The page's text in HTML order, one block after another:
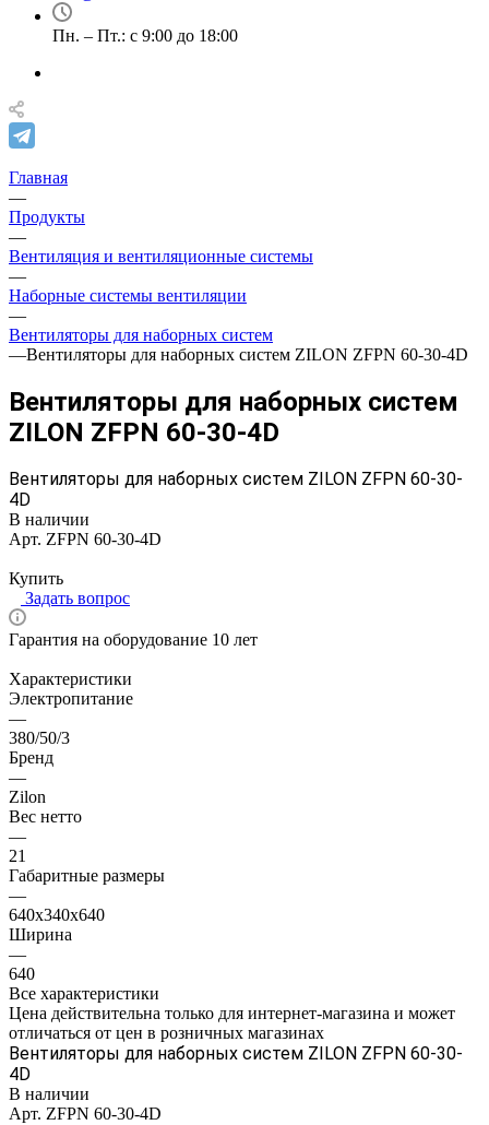
Пн. – Пт.: с 9:00 до 18:00
Главная
—
Продукты
—
Вентиляция и вентиляционные системы
—
Наборные системы вентиляции
—
Вентиляторы для наборных систем
—Вентиляторы для наборных систем ZILON ZFPN 60-30-4D
Вентиляторы для наборных систем
ZILON ZFPN 60-30-4D
Вентиляторы для наборных систем ZILON ZFPN 60-30-
4D
В наличии
Арт. ZFPN 60-30-4D
Купить
Задать вопрос
Гарантия на оборудование 10 лет
Характеристики
Электропитание
—
380/50/3
Бренд
—
Zilon
Вес нетто
—
21
Габаритные размеры
—
640x340x640
Ширина
—
640
Все характеристики
Цена действительна только для интернет-магазина и может
отличаться от цен в розничных магазинах
Вентиляторы для наборных систем ZILON ZFPN 60-30-
4D
В наличии
Арт. ZFPN 60-30-4D